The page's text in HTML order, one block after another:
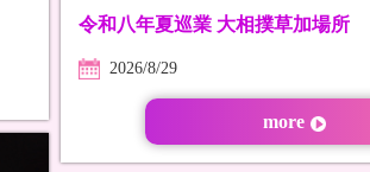
令和八年夏巡業 大相撲草加場所
2026/8/29
more